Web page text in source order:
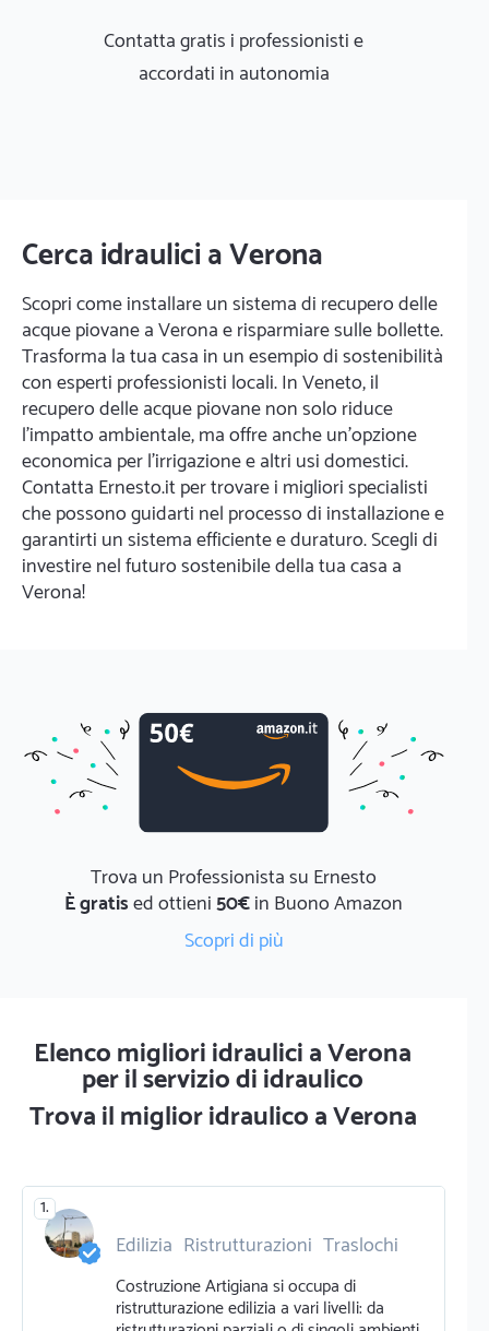
Contatta gratis i professionisti e
accordati in autonomia
Cerca idraulici a Verona
Scopri come installare un sistema di recupero delle
acque piovane a Verona e risparmiare sulle bollette.
Trasforma la tua casa in un esempio di sostenibilità
con esperti professionisti locali. In Veneto, il
recupero delle acque piovane non solo riduce
l'impatto ambientale, ma offre anche un'opzione
economica per l'irrigazione e altri usi domestici.
Contatta Ernesto.it per trovare i migliori specialisti
che possono guidarti nel processo di installazione e
garantirti un sistema efficiente e duraturo. Scegli di
investire nel futuro sostenibile della tua casa a
Verona!
Trova un Professionista su Ernesto
È gratised ottieni50€in Buono Amazon
Scopri di più
Elenco migliori idraulici a Verona
per il servizio di idraulico
Trova il miglior idraulico a Verona
1.
Edilizia Ristrutturazioni Traslochi
Costruzione Artigiana si occupa di
ristrutturazione edilizia a vari livelli: da